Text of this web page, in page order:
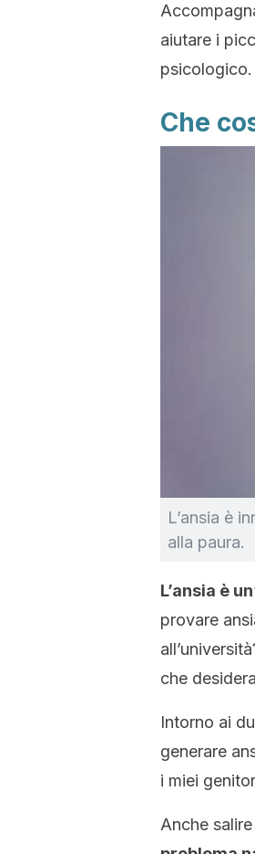
aiutare i
psicologico.
Che
L’ansia è
alla paura.
L’ansia è
provare
che
Intorno ai
generare
i miei
Anche